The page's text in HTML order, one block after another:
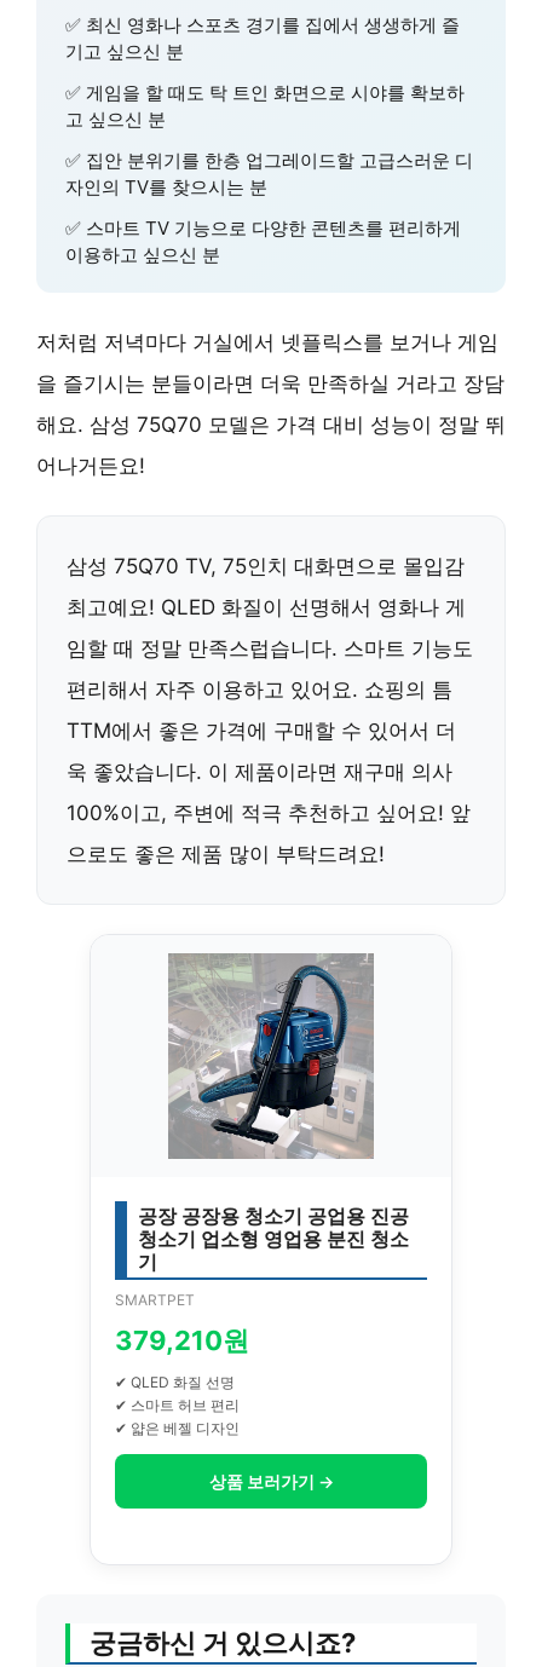
✅ 최신 영화나 스포츠 경기를 집에서 생생하게 즐
기고 싶으신 분
✅ 게임을 할 때도 탁 트인 화면으로 시야를 확보하
고 싶으신 분
✅ 집안 분위기를 한층 업그레이드할 고급스러운 디
자인의 TV를 찾으시는 분
✅ 스마트 TV 기능으로 다양한 콘텐츠를 편리하게
이용하고 싶으신 분
저처럼 저녁마다 거실에서 넷플릭스를 보거나 게임
을 즐기시는 분들이라면 더욱 만족하실 거라고 장담
해요. 삼성 75Q70 모델은 가격 대비 성능이 정말 뛰
어나거든요!
삼성 75Q70 TV, 75인치 대화면으로 몰입감
최고예요! QLED 화질이 선명해서 영화나 게
임할 때 정말 만족스럽습니다. 스마트 기능도
편리해서 자주 이용하고 있어요. 쇼핑의 틈
TTM에서 좋은 가격에 구매할 수 있어서 더
욱 좋았습니다. 이 제품이라면 재구매 의사
100%이고, 주변에 적극 추천하고 싶어요! 앞
으로도 좋은 제품 많이 부탁드려요!
공장 공장용 청소기 공업용 진공
청소기 업소형 영업용 분진 청소
기
SMARTPET
379,210원
✔ QLED 화질 선명
✔ 스마트 허브 편리
✔ 얇은 베젤 디자인
상품 보러가기 →
궁금하신 거 있으시죠?